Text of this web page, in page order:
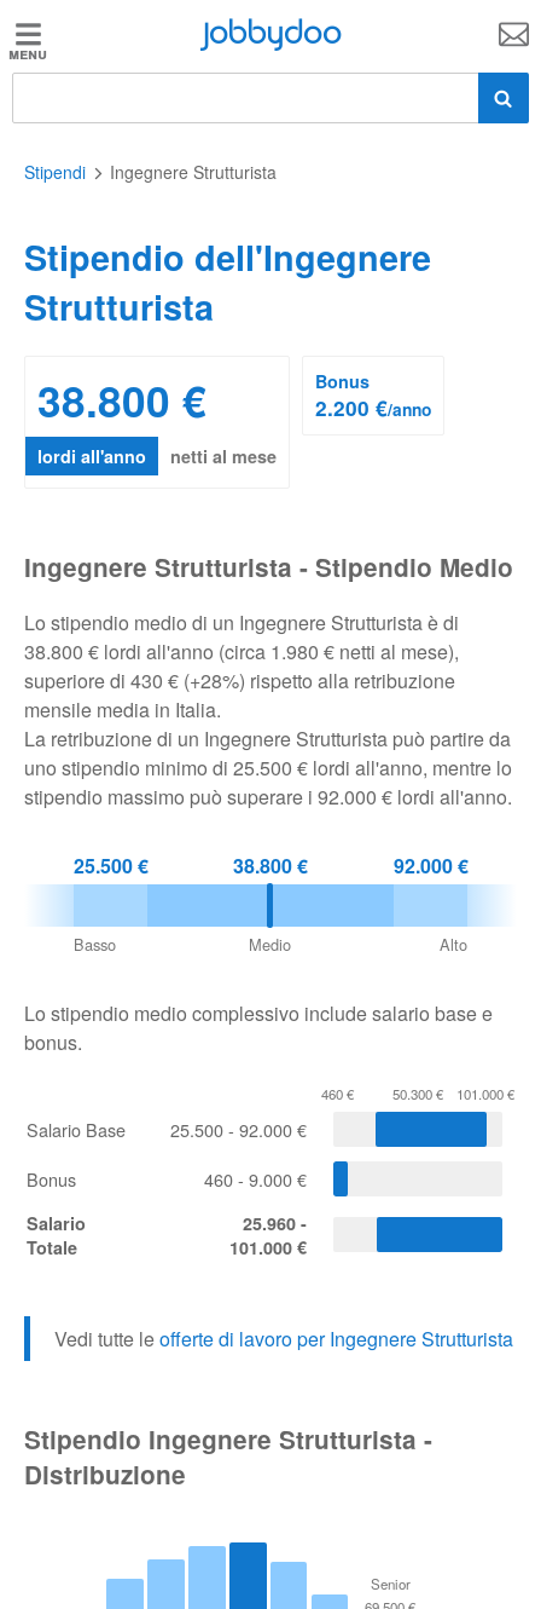
Jobbydoo
lavoro
Stipendi
Blog
Pubblica
Offerte
Area
Aziende
Jobbydoo
Stipendi Ingegnere Strutturista
Stipendio dell'Ingegnere
Strutturista
38.800 €
lordi all'anno netti al mese
Bonus
2.200 €/anno
Ingegnere Strutturista - Stipendio Medio
Lo stipendio medio di un Ingegnere Strutturista è di
38.800 € lordi all'anno (circa 1.980 € netti al mese),
superiore di 430 € (+28%) rispetto alla retribuzione
mensile media in Italia.
La retribuzione di un Ingegnere Strutturista può partire da
uno stipendio minimo di 25.500 € lordi all'anno, mentre lo
stipendio massimo può superare i 92.000 € lordi all'anno.
25.500 €
Basso
38.800 €
Medio
92.000 €
Alto
Lo stipendio medio complessivo include salario base e
bonus.
460 € 50.300 € 101.000 €
Salario Base
25.500 - 92.000 €
Bonus
460 - 9.000 €
Salario
Totale
25.960 -
101.000 €
Vedi tutte leofferte di lavoro per Ingegnere Strutturista
Stipendio Ingegnere Strutturista -
Distribuzione
Senior